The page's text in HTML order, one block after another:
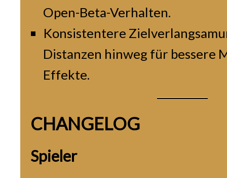
Open-Beta-Verhalten.
Konsistentere
Distanzen hinweg für bessere
Effekte.
CHANGELOG
Spieler